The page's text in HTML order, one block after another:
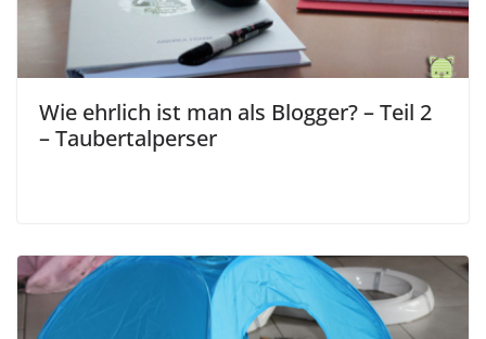
Wie ehrlich ist man als Blogger? – Teil 2
– Taubertalperser